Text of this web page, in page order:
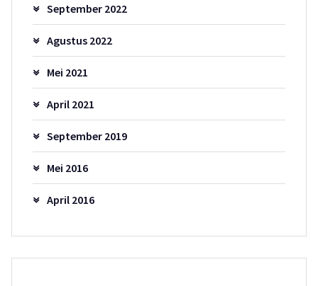
September 2022
Agustus 2022
Mei 2021
April 2021
September 2019
Mei 2016
April 2016